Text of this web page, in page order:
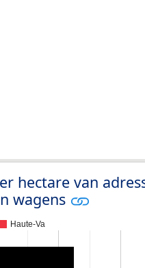
hectare van
wagens
Haute-Va